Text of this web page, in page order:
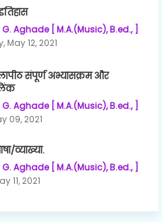
Aghade [ M.A.(Music), B.ed., ]
12, 2021
संपूर्ण अभ्यासक्रम और
Aghade [ M.A.(Music), B.ed., ]
09, 2021
व्याख्या.
Aghade [ M.A.(Music), B.ed., ]
11, 2021